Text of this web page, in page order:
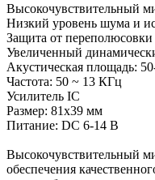
Высокочувствительный
Низкий уровень шума и
Защита от переполюсовки
Увеличенный
Акустическая площадь:
Частота: 50 ~ 13 КГц
Усилитель IC
Размер: 81х39 мм
Питание: DC 6-14 В
Высокочувствительный
обеспечения